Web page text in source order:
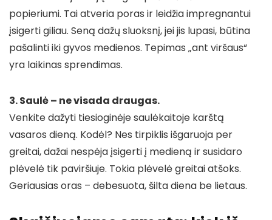
popieriumi. Tai atveria poras ir leidžia impregnantui
įsigerti giliau. Seną dažų sluoksnį, jei jis lupasi, būtina
pašalinti iki gyvos medienos. Tepimas „ant viršaus“
yra laikinas sprendimas.
3. Saulė – ne visada draugas.
Venkite dažyti tiesioginėje saulėkaitoje karštą
vasaros dieną. Kodėl? Nes tirpiklis išgaruoja per
greitai, dažai nespėja įsigerti į medieną ir susidaro
plėvelė tik paviršiuje. Tokia plėvelė greitai atšoks.
Geriausias oras – debesuota, šilta diena be lietaus.